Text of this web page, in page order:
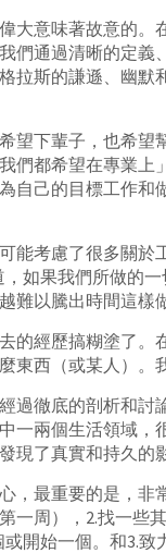
大意味著故意的。
們通過清晰的定
拉斯的謙遜、幽
望下輩子，也希
們都希望在專業
自己的目標工作
能考慮了很多關
如果我們所做的
難以騰出時間這樣做
的經歷搞糊塗了
東西（或某人）。
過徹底的剖析和
一兩個生活領域，
現了真實和持久的
，最重要的是，非
一周），2.找一些
開始一個。和3.致